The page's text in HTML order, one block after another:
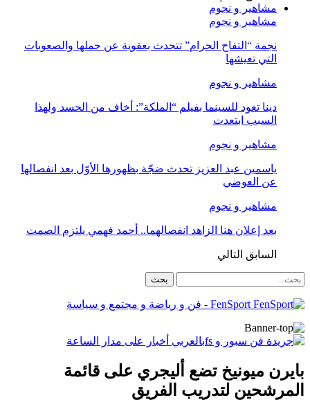
مشاهير و نجوم
مشاهير و نجوم
نجمة “التفاح الحرام” تتحدث بعقوية عن حملها والصعوبات
التي تعيشها
مشاهير و نجوم
دينا تعود للسينما بفيلم “الملكة”: أخاف من الحسد ولهذا
السبب ابتعدت
مشاهير و نجوم
ياسمين عبد العزيز تحدث ضجّة بظهورها الأوّل بعد انفصالها
عن العوضي
مشاهير و نجوم
بعد إعلان هنا الزاهد انفصالهما.. أحمد فهمي يلتزم الصمت
السابقالتالي
FenSport - فن و رياضة و مجتمع و سياسة
بايرن ميونيخ تضع أليجري على قائمة
المرشحين لتدريب الفريق